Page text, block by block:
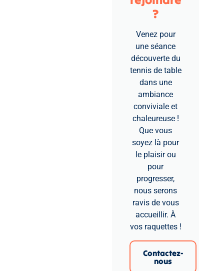
?​
Venez pour
une séance
découverte du
tennis de table
dans une
ambiance
conviviale et
chaleureuse !
Que vous
soyez là pour
le plaisir ou
pour
progresser,
nous serons
ravis de vous
accueillir. À
vos raquettes !
Contactez-
nous